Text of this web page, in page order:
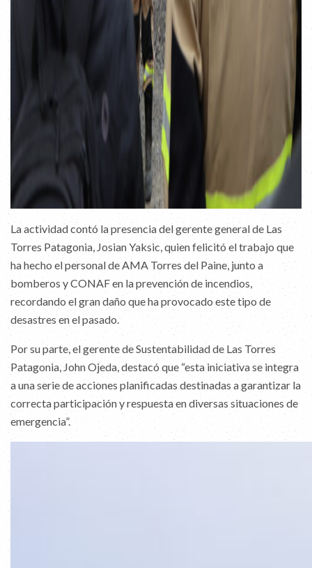
La actividad contó la presencia del gerente general de Las
Torres Patagonia, Josian Yaksic, quien felicitó el trabajo que
ha hecho el personal de AMA Torres del Paine, junto a
bomberos y CONAF en la prevención de incendios,
recordando el gran daño que ha provocado este tipo de
desastres en el pasado.
Por su parte, el gerente de Sustentabilidad de Las Torres
Patagonia, John Ojeda, destacó que “esta iniciativa se integra
a una serie de acciones planificadas destinadas a garantizar la
correcta participación y respuesta en diversas situaciones de
emergencia”.